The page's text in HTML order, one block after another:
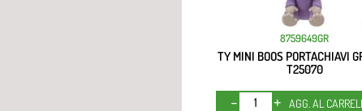
8759649GR
TY MINI BOOS PORTACHIAVI
T25070
Quantità
AGG. AL